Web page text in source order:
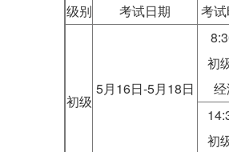
级别 考试日期 考
初级
5月16日-5月18日
初
初